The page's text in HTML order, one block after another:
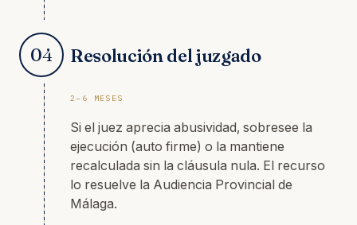
04 Resolución del juzgado
2–6 MESES
Si el juez aprecia abusividad, sobresee la
ejecución (auto firme) o la mantiene
recalculada sin la cláusula nula. El recurso
lo resuelve la Audiencia Provincial de
Málaga.